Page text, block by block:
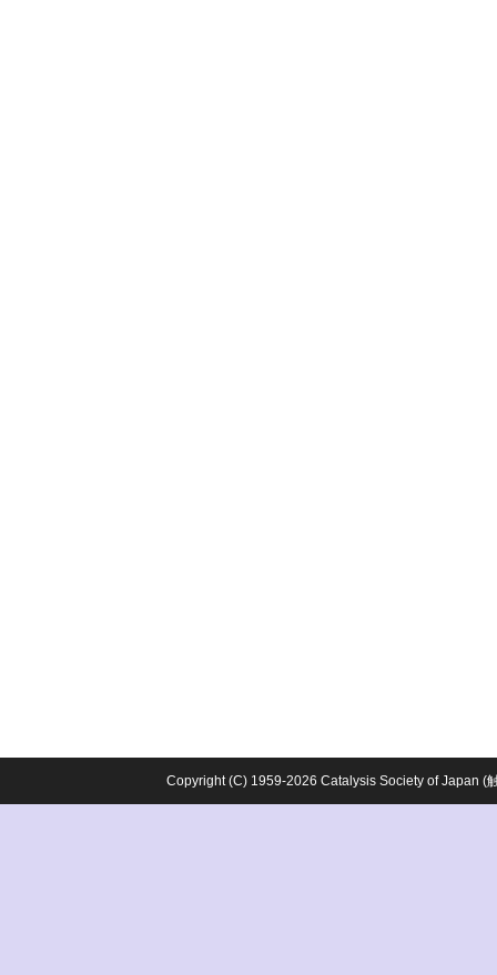
Copyright (C) 1959-2026 Catalysis Society of Japan (